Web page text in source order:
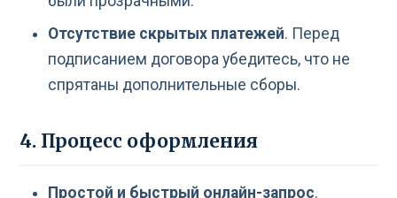
Отсутствие скрытых платежей. Перед
подписанием договора убедитесь, что не
спрятаны дополнительные сборы.
4. Процесс оформления
Простой и быстрый онлайн-запрос.